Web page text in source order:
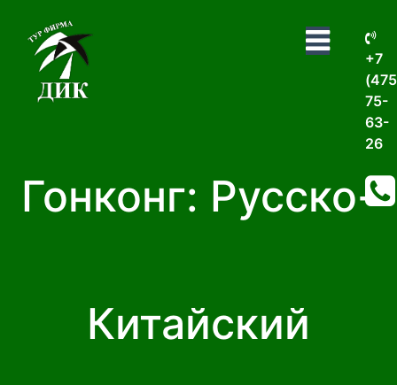
+7
75-
63-
26
Гонконг: Русско-
Китайский